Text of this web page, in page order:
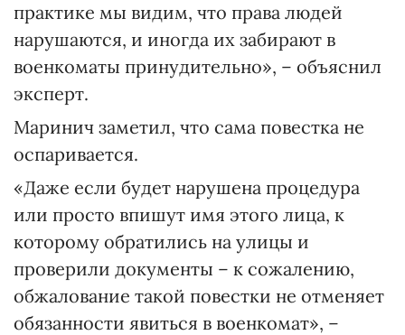
практике мы видим, что права людей
нарушаются, и иногда их забирают в
военкоматы принудительно», – объяснил
эксперт.
Маринич заметил, что сама повестка не
оспаривается.
«Даже если будет нарушена процедура
или просто впишут имя этого лица, к
которому обратились на улицы и
проверили документы – к сожалению,
обжалование такой повестки не отменяет
обязанности явиться в военкомат», –